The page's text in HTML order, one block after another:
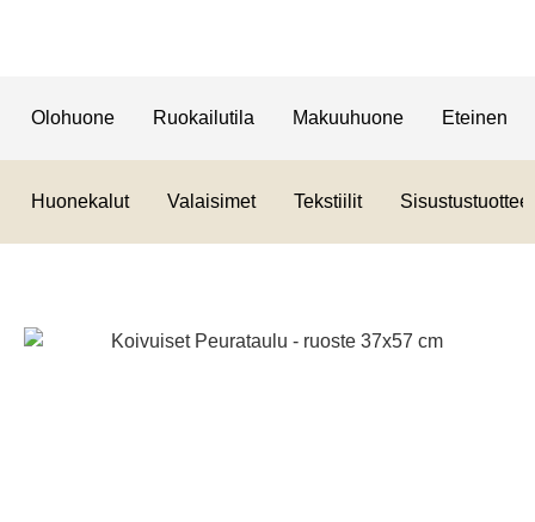
Olohuone Ruokailutila Makuuhuone Eteinen
Huonekalut Valaisimet Tekstiilit Sisustustuotteet